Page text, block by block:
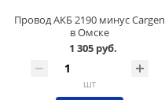
Провод АКБ 2190 минус Cargen
в Омске
1 305 руб.
шт